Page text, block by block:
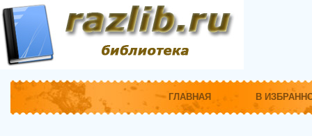
ГЛАВНАЯ В